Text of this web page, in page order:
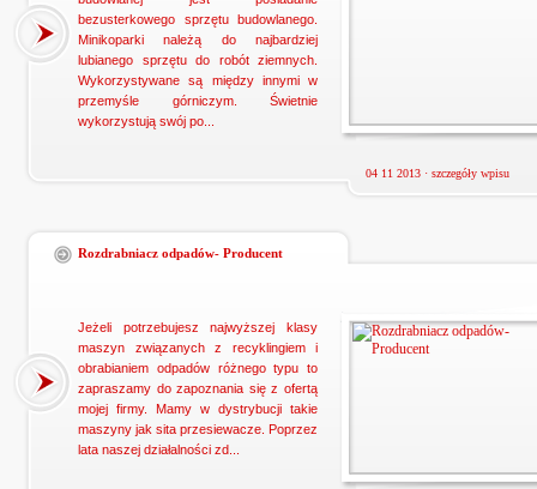
bezusterkowego sprzętu budowlanego.
Minikoparki należą do najbardziej
lubianego sprzętu do robót ziemnych.
Wykorzystywane są między innymi w
przemyśle górniczym. Świetnie
wykorzystują swój po...
04 11 2013 · szczegóły wpisu
Rozdrabniacz odpadów- Producent
Jeżeli potrzebujesz najwyższej klasy
maszyn związanych z recyklingiem i
obrabianiem odpadów różnego typu to
zapraszamy do zapoznania się z ofertą
mojej firmy. Mamy w dystrybucji takie
maszyny jak sita przesiewacze. Poprzez
lata naszej działalności zd...